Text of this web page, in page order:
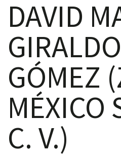
DAVID
GIRALDO
GÓMEZ
MÉXICO
C. V.)
–
a la